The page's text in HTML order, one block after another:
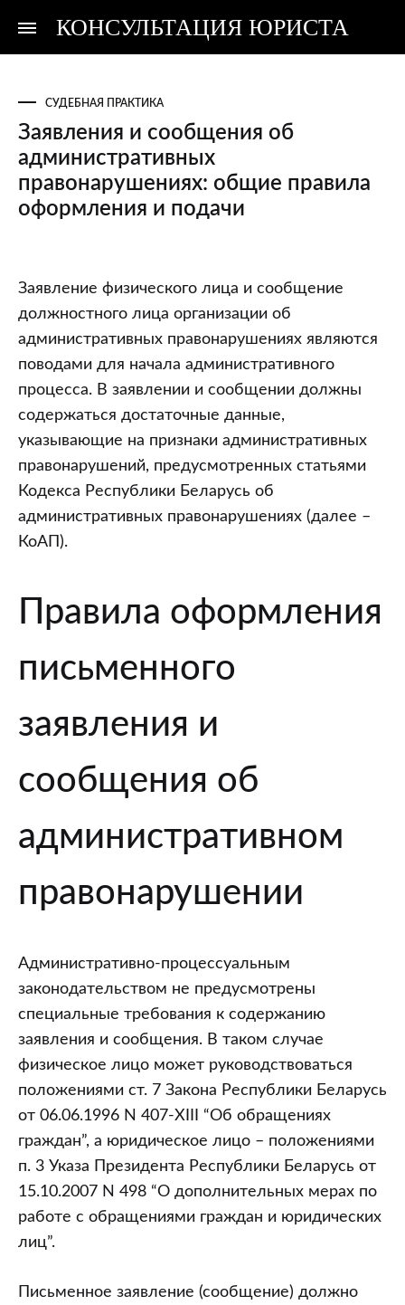
КОНСУЛЬТАЦИЯ ЮРИСТА
Консультация
Консультация
СУДЕБНАЯ ПРАКТИКА
Заявления и сообщения об
административных
правонарушениях: общие правила
оформления и подачи
Заявления
и
сообщения
об
административных
правонарушениях:
общие
правила
оформления
и
подачи
Заявление физического лица и сообщение
должностного лица организации об
административных правонарушениях являются
поводами для начала административного
процесса. В заявлении и сообщении должны
содержаться достаточные данные,
указывающие на признаки административных
правонарушений, предусмотренных статьями
Кодекса Республики Беларусь об
административных правонарушениях (далее –
КоАП).
Правила оформления
письменного
заявления и
сообщения об
административном
правонарушении
Административно-процессуальным
законодательством не предусмотрены
специальные требования к содержанию
заявления и сообщения. В таком случае
физическое лицо может руководствоваться
положениями ст. 7 Закона Республики Беларусь
от 06.06.1996 N 407-XIII “Об обращениях
граждан”, а юридическое лицо – положениями
п. 3 Указа Президента Республики Беларусь от
15.10.2007 N 498 “О дополнительных мерах по
работе с обращениями граждан и юридических
лиц”.
Письменное заявление (сообщение) должно